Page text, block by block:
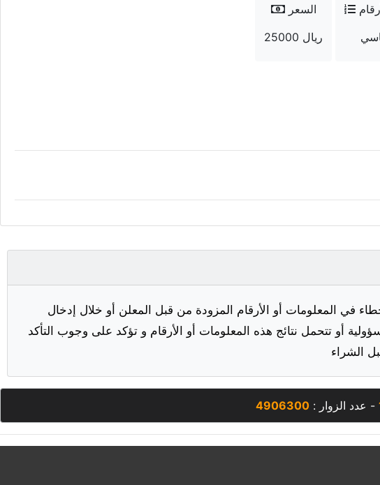
السعر
25000 ريال
في المعلومات أو الأرقام المزودة من قبل المعلن أو خلال إدخال
أو تتحمل نتائج هذه المعلومات أو الأرقام و تؤكد على وجوب التأكد
- عدد الزوار :4906300